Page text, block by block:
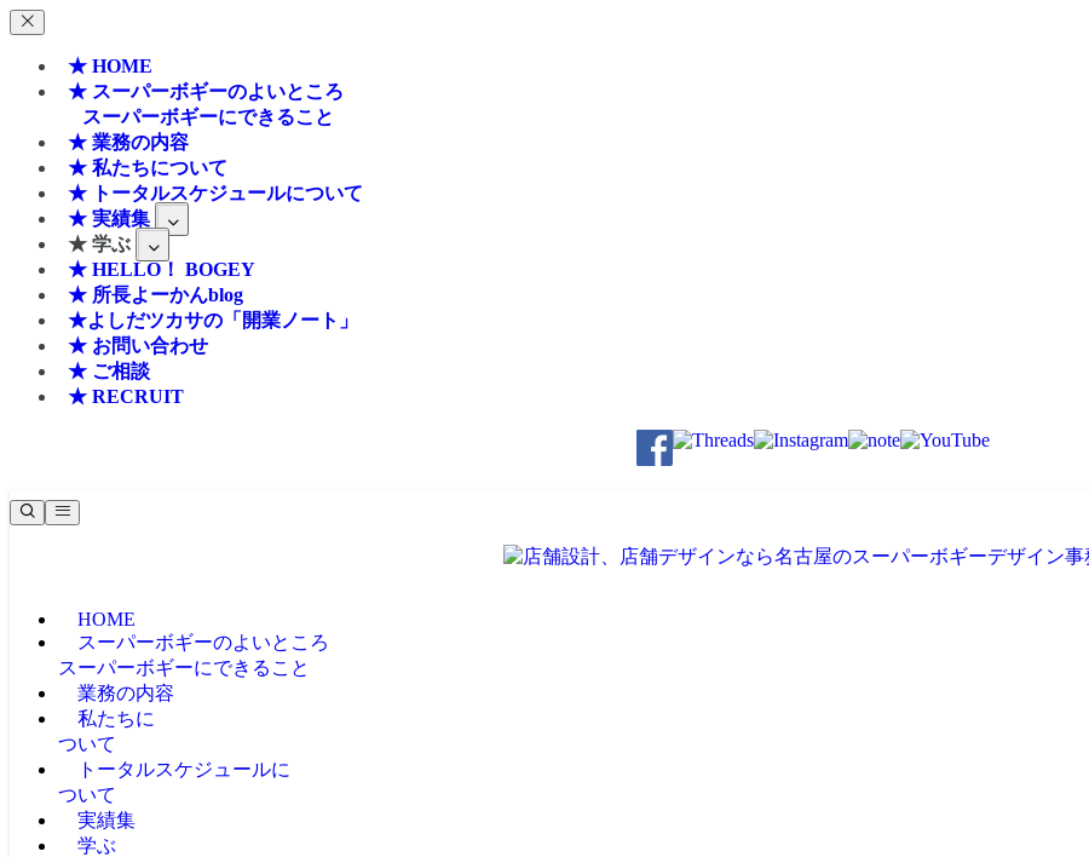
★ HOME
★ スーパーボギーのよいところ
スーパーボギーにできること
★ 業務の内容
★ 私たちについて
★ トータルスケジュールについて
★ 実績集
★ 学ぶ
★ HELLO！ BOGEY
★ 所長よーかんblog
★よしだツカサの「開業ノート」
★ お問い合わせ
★ ご相談
★ RECRUIT
HOME
スーパーボギーのよいところ
スーパーボギーにできること
業務の内容
私たちに
ついて
トータルスケジュールに
ついて
実績集
学ぶ